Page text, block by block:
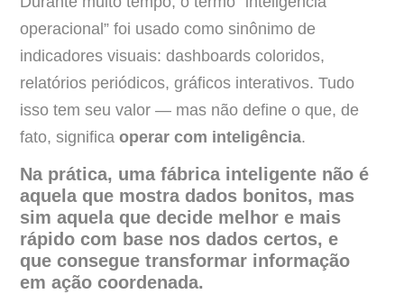
operacional” foi usado como sinônimo de
indicadores visuais: dashboards coloridos,
relatórios periódicos, gráficos interativos. Tudo
isso tem seu valor — mas não define o que, de
fato, significa operar com inteligência.
Na prática, uma fábrica inteligente não é
aquela que mostra dados bonitos, mas
sim aquela que decide melhor e mais
rápido com base nos dados certos, e
que consegue transformar informação
em ação coordenada.